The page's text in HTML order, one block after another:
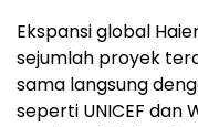
Ekspansi global
sejumlah proyek
sama langsung
seperti UNICEF dan